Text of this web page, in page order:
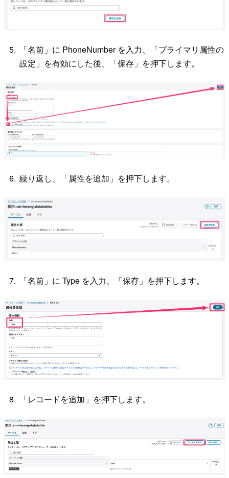
「名前」に PhoneNumber を入力、「プライマリ属性の
設定」を有効にした後、「保存」を押下します。
繰り返し、「属性を追加」を押下します。
「名前」に Type を入力、「保存」を押下します。
「レコードを追加」を押下します。